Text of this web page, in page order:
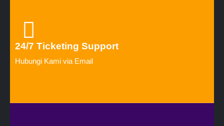
24/7 Ticketing Support
Hubungi Kami via Email